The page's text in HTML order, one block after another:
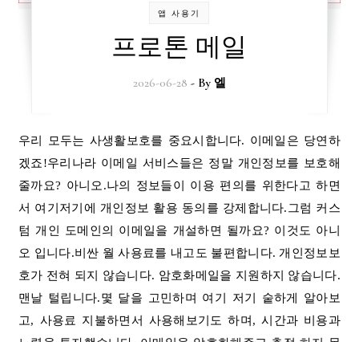
앱 사용기
프로톤 메일
2026-06-28 - By 엘
우리 모두는 사생활보호를 중요시합니다. 이메일은 당연하
겠죠!우리나라 이메일 서비스들은 정말 개인정보를 보호해
줄까요? 아니오.나의 정보들이 이용 편의를 위한다고 하면
서 여기저기에 개인정보 활용 동의를 강제합니다.그럼 커스
텀 개인 도메인의 이메일을 개설하면 될까요? 이것도 아니
오 입니다.비싼 월 사용료를 내고도 불편합니다. 개인정보보
호가 전혀 되지 않습니다. 암호화메일을 지원하지 않습니다.
맨날 털립니다.몇 달을 고민하며 여기 저기 숱하게 알아보
고, 사용료 지불하면서 사용해보기도 하며, 시간과 비용과